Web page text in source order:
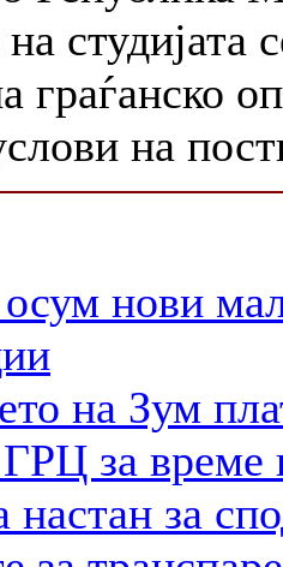
студијата
граѓанско
на
нови
на Зум
за време
настан за